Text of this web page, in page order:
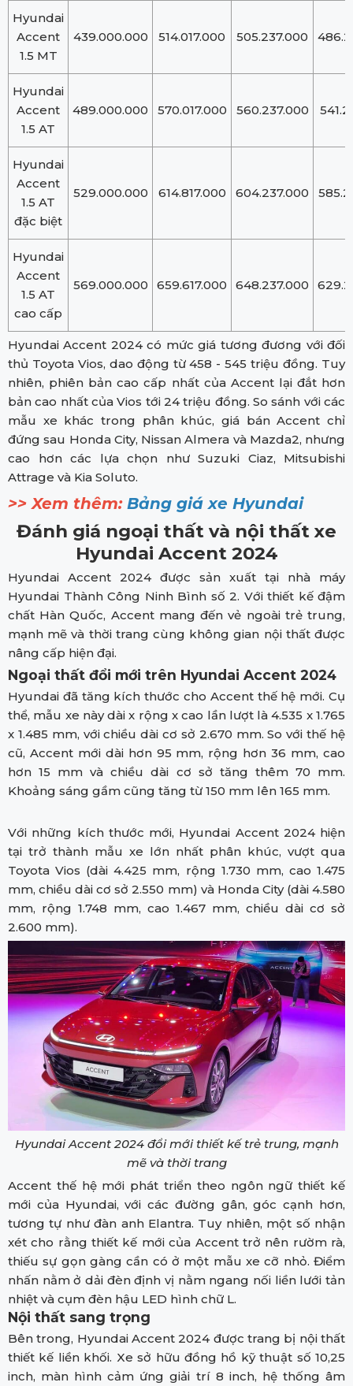
Hyundai
Accent
1.5 MT
439.000.000 514.017.000 505.237.000
Hyundai
Accent
1.5 AT
489.000.000 570.017.000 560.237.000
Hyundai
Accent
1.5 AT
đặc biệt
529.000.000 614.817.000 604.237.000
Hyundai
Accent
1.5 AT
cao cấp
569.000.000 659.617.000 648.237.000
Hyundai Accent 2024 có mức giá tương đương với đối
thủ Toyota Vios, dao động từ 458 - 545 triệu đồng. Tuy
nhiên, phiên bản cao cấp nhất của Accent lại đắt hơn
bản cao nhất của Vios tới 24 triệu đồng. So sánh với các
mẫu xe khác trong phân khúc, giá bán Accent chỉ
đứng sau Honda City, Nissan Almera và Mazda2, nhưng
cao hơn các lựa chọn như Suzuki Ciaz, Mitsubishi
Attrage và Kia Soluto.
>> Xem thêm: Bảng giá xe Hyundai
Đánh giá ngoại thất và nội thất xe
Hyundai Accent 2024
Hyundai Accent 2024 được sản xuất tại nhà máy
Hyundai Thành Công Ninh Bình số 2. Với thiết kế đậm
chất Hàn Quốc, Accent mang đến vẻ ngoài trẻ trung,
mạnh mẽ và thời trang cùng không gian nội thất được
nâng cấp hiện đại.
Ngoại thất đổi mới trên Hyundai Accent 2024
Hyundai đã tăng kích thước cho Accent thế hệ mới. Cụ
thể, mẫu xe này dài x rộng x cao lần lượt là 4.535 x 1.765
x 1.485 mm, với chiều dài cơ sở 2.670 mm. So với thế hệ
cũ, Accent mới dài hơn 95 mm, rộng hơn 36 mm, cao
hơn 15 mm và chiều dài cơ sở tăng thêm 70 mm.
Khoảng sáng gầm cũng tăng từ 150 mm lên 165 mm.
Với những kích thước mới, Hyundai Accent 2024 hiện
tại trở thành mẫu xe lớn nhất phân khúc, vượt qua
Toyota Vios (dài 4.425 mm, rộng 1.730 mm, cao 1.475
mm, chiều dài cơ sở 2.550 mm) và Honda City (dài 4.580
mm, rộng 1.748 mm, cao 1.467 mm, chiều dài cơ sở
2.600 mm).
Hyundai Accent 2024 đổi mới thiết kế trẻ trung, mạnh
mẽ và thời trang
Accent thế hệ mới phát triển theo ngôn ngữ thiết kế
mới của Hyundai, với các đường gân, góc cạnh hơn,
tương tự như đàn anh Elantra. Tuy nhiên, một số nhận
xét cho rằng thiết kế mới của Accent trở nên rườm rà,
thiếu sự gọn gàng cần có ở một mẫu xe cỡ nhỏ. Điểm
nhấn nằm ở dải đèn định vị nằm ngang nối liền lưới tản
nhiệt và cụm đèn hậu LED hình chữ L.
Nội thất sang trọng
Bên trong, Hyundai Accent 2024 được trang bị nội thất
thiết kế liền khối. Xe sở hữu đồng hồ kỹ thuật số 10,25
inch, màn hình cảm ứng giải trí 8 inch, hệ thống âm